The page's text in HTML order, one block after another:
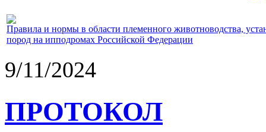
Правила и нормы в области племенного животноводства,
пород на ипподромах Российской Федерации
9/11/2024
ПРОТОКОЛ